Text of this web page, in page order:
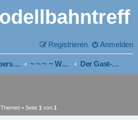
Anmelden
Registrieren
Foren-Übersicht ~ ~ ~ ~ Wichtig für Neueinsteiger und Mitglieder! Der Gast-Bereich
• Seite 1 von 1